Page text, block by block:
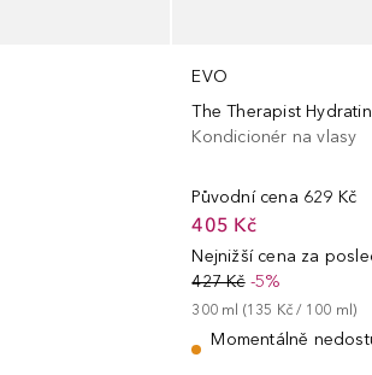
EVO
The Therapist
Kondicionér na vlasy
Původní cena 629 Kč
405 Kč
Nejnižší cena za
427 Kč-5%
300 ml (135 Kč / 100 ml)
Momentálně